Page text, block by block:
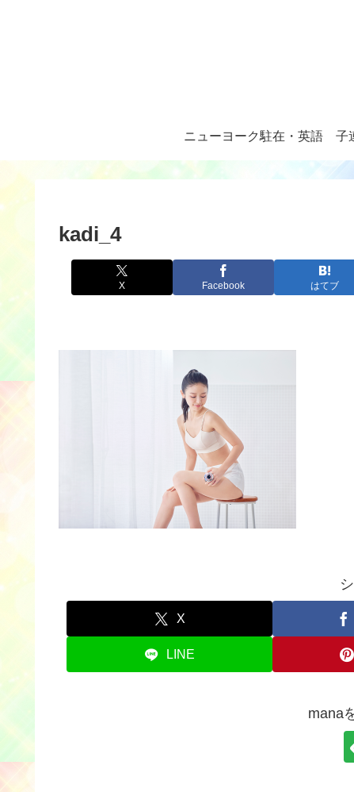
ニューヨーク駐在・英語 子
kadi_4
X Facebook はてブ
X
LINE
mana